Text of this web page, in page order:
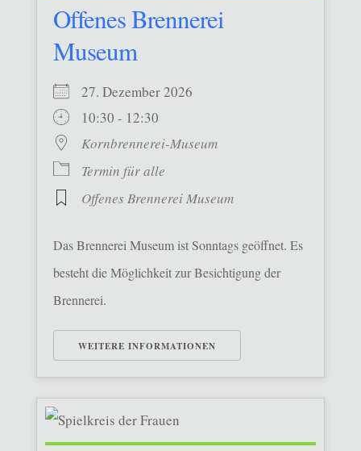
Offenes Brennerei
Museum
27. Dezember 2026
10:30 - 12:30
Kornbrennerei-Museum
Termin für alle
Offenes Brennerei Museum
Das Brennerei Museum ist Sonntags geöffnet. Es
besteht die Möglichkeit zur Besichtigung der
Brennerei.
WEITERE INFORMATIONEN